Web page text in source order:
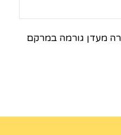
מעדן גורמה במרקם